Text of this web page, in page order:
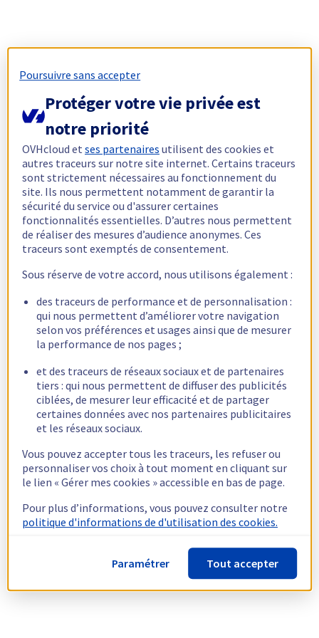
Poursuivre sans accepter
Protéger votre vie privée est
notre priorité
OVHcloud etses partenaires utilisent des cookies et
autres traceurs sur notre site internet. Certains traceurs
sont strictement nécessaires au fonctionnement du
site. Ils nous permettent notamment de garantir la
sécurité du service ou d'assurer certaines
fonctionnalités essentielles. D’autres nous permettent
de réaliser des mesures d’audience anonymes. Ces
traceurs sont exemptés de consentement.
Sous réserve de votre accord, nous utilisons également :
des traceurs de performance et de personnalisation :
qui nous permettent d’améliorer votre navigation
selon vos préférences et usages ainsi que de mesurer
la performance de nos pages ;
et des traceurs de réseaux sociaux et de partenaires
tiers : qui nous permettent de diffuser des publicités
ciblées, de mesurer leur efficacité et de partager
certaines données avec nos partenaires publicitaires
et les réseaux sociaux.
Vous pouvez accepter tous les traceurs, les refuser ou
personnaliser vos choix à tout moment en cliquant sur
le lien « Gérer mes cookies » accessible en bas de page.
Pour plus d’informations, vous pouvez consulter notre
politique d'informations de d'utilisation des cookies.
Paramétrer Tout accepter